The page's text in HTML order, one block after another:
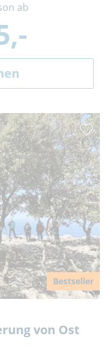
ab
Bestseller
von Ost